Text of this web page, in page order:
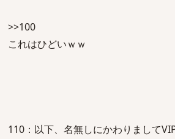
>>100
これはひどいｗｗ
110：以下、名無しにかわりまして